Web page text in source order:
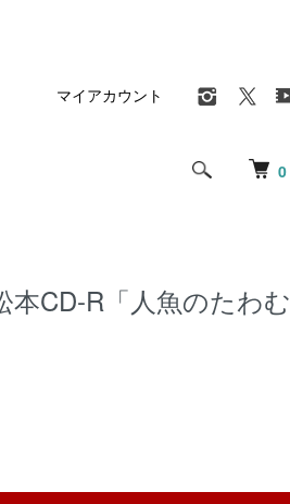
0
マイアカウント
本CD-R「人魚のたわむ